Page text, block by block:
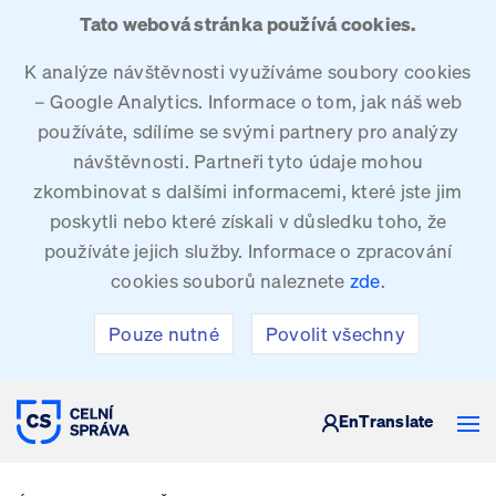
Tato webová stránka používá cookies.
K analýze návštěvnosti využíváme soubory cookies
– Google Analytics. Informace o tom, jak náš web
používáte, sdílíme se svými partnery pro analýzy
návštěvnosti. Partneři tyto údaje mohou
zkombinovat s dalšími informacemi, které jste jim
poskytli nebo které získali v důsledku toho, že
používáte jejich služby. Informace o zpracování
cookies souborů naleznete zde.
Pouze nutné Povolit všechny
CELNÍ SPRÁVA ČESKÉ REPUBLIKY
EnTranslate